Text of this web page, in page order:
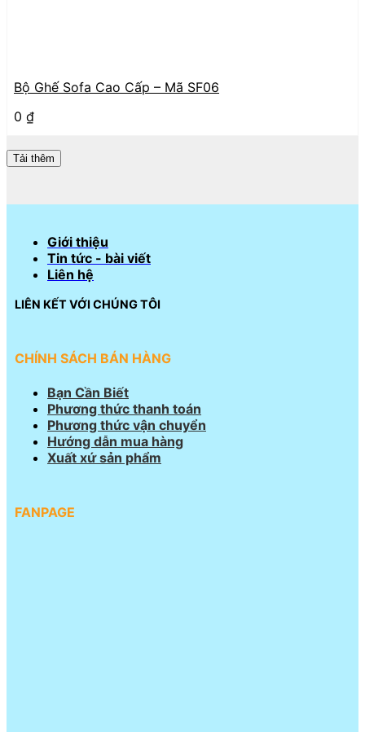
Bộ Ghế Sofa Cao Cấp – Mã SF06
0 ₫
Tải thêm
Giới thiệu
Tin tức - bài viết
Liên hệ
LIÊN KẾT VỚI CHÚNG TÔI
CHÍNH SÁCH BÁN HÀNG
Bạn Cần Biết
Phương thức thanh toán
Phương thức vận chuyển
Hướng dẫn mua hàng
Xuất xứ sản phẩm
FANPAGE